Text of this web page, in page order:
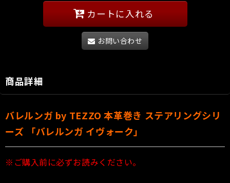
カートに入れる
お問い合わせ
商品詳細
バレルンガ by TEZZO 本革巻き ステアリングシリ
ーズ 「バレルンガ イヴォーク」
※ご購入前に必ずお読みください。